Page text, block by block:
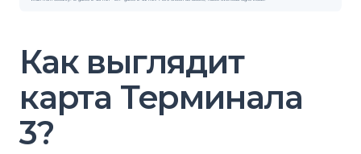
Как выглядит
карта Терминала
3?